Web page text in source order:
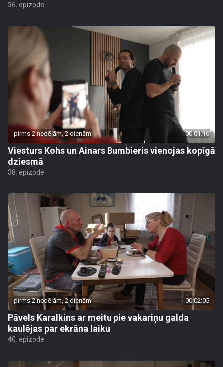
36. epizode
pirms 2 nedēļām, 2 dienām 00:01:10
Viesturs Kohs un Ainars Bumbieris vienojas kopīgā
dziesmā
38. epizode
pirms 2 nedēļām, 2 dienām 00:02:05
Pāvels Karalkins ar meitu pie vakariņu galda
kaulējas par ekrāna laiku
40. epizode